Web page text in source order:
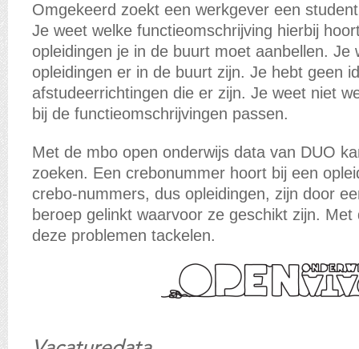
Omgekeerd zoekt een werkgever een
Je weet welke functieomschrijving hierbij
opleidingen je in de buurt moet aanbellen. Je
opleidingen er in de buurt zijn. Je hebt geen
afstudeerrichtingen die er zijn. Je weet niet
bij de functieomschrijvingen passen.
Met de mbo open onderwijs data van DUO
zoeken. Een crebonummer hoort bij een
crebo-nummers, dus opleidingen, zijn door
beroep gelinkt waarvoor ze geschikt zijn.
deze problemen tackelen.